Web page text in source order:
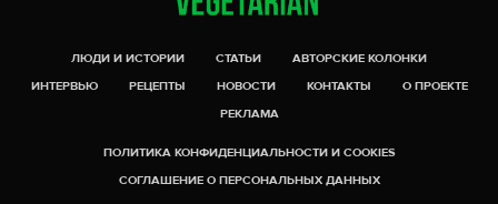
ЛЮДИ И ИСТОРИИ СТАТЬИ
АВТОРСКИЕ КОЛОНКИ
ИНТЕРВЬЮ
РЕЦЕПТЫ НОВОСТИ КОНТАКТЫ
О ПРОЕКТЕ
РЕКЛАМА
ПОЛИТИКА КОНФИДЕНЦИАЛЬНОСТИ И COOKIES
СОГЛАШЕНИЕ О ПЕРСОНАЛЬНЫХ ДАННЫХ